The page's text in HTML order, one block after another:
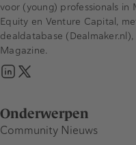
Onderwerpen
Community Nieuws
voor (young) professionals in
Equity en Venture Capital,
dealdatabase
Magazine.